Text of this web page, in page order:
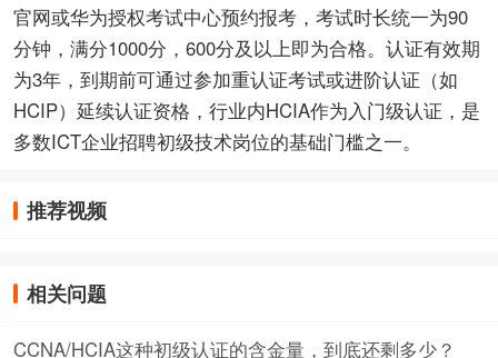
官网或华为授权考试中心预约报考，考试时长统一为90
分钟，满分1000分，600分及以上即为合格。认证有效期
为3年，到期前可通过参加重认证考试或进阶认证（如
HCIP）延续认证资格，行业内HCIA作为入门级认证，是
多数ICT企业招聘初级技术岗位的基础门槛之一。
推荐视频
相关问题
CCNA/HCIA这种初级认证的含金量，到底还剩多少？